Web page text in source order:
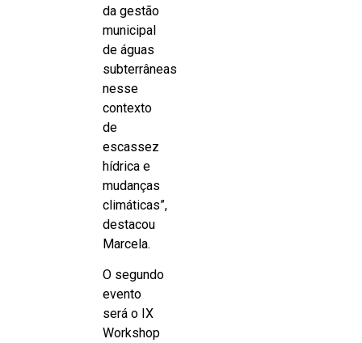
da gestão
municipal
de águas
subterrâneas
nesse
contexto
de
escassez
hídrica e
mudanças
climáticas”,
destacou
Marcela.
O segundo
evento
será o IX
Workshop